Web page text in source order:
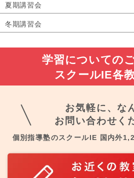
夏期講習会
冬期講習会
学習についての
スクールIE各
お気軽に、な
お問い合わせく
個別指導塾のスクールIE 国内外